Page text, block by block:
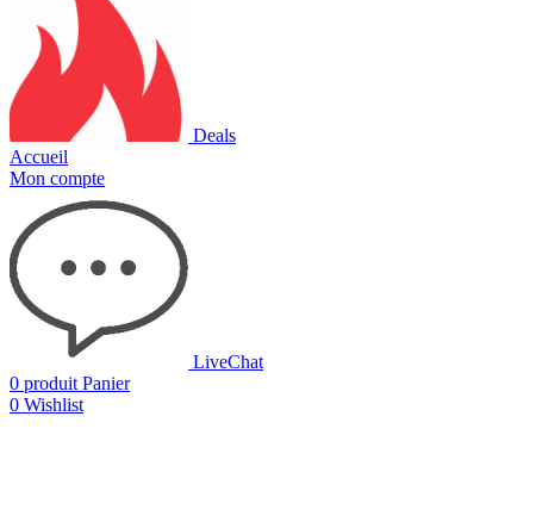
Deals
Accueil
Mon compte
LiveChat
0 produit Panier
0 Wishlist